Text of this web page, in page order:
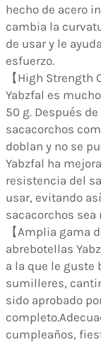
hecho de acero
cambia la
de usar y le
esfuerzo.
【High
Yabzfal es
50 g. Después
sacacorchos
doblan y no se
Yabzfal ha
resistencia del
usar, evitando
sacacorchos
【Amplia gama
abrebotellas
a la que le guste
sumilleres,
sido aprobado
cumpleaños,